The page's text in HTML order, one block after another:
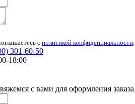
с политикой конфиденциальности.
301-60-50
18:00
с вами для оформления заказа